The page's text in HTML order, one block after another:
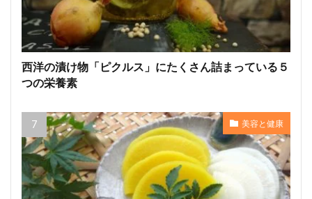
西洋の漬け物「ピクルス」にたくさん詰まっている５
つの栄養素
美容と健康